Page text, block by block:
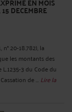
DECEMBRE
20-18.782), la
les montants des
3 du Code du
de ... Lire la